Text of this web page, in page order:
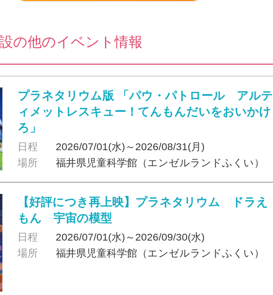
の他のイベント情報
プラネタリウム版 「パウ・パトロール アルテ
ィメットレスキュー！てんもんだいをおいかけ
ろ」
日程
2026/07/01(水)～2026/08/31(月)
場所
福井県児童科学館（エンゼルランドふくい）
【好評につき再上映】プラネタリウム ドラえ
もん 宇宙の模型
日程
2026/07/01(水)～2026/09/30(水)
場所
福井県児童科学館（エンゼルランドふくい）